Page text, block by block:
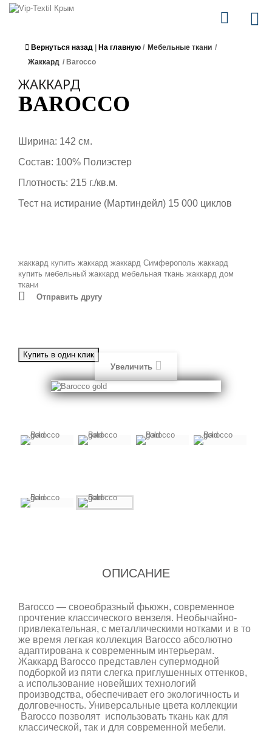
Вернуться назад На главную / Мебельные ткани /
Жаккард / Barocco
ЖАККАРД
BAROCCO
Ширина: 142 см.
Состав: 100% Полиэстер
Плотность: 215 г./кв.м.
Тест на истирание (Мартиндейл) 15 000 циклов
жаккард купить жаккард жаккард Симферополь жаккард
купить мебельный жаккард мебельная ткань жаккард дом
ткани
Отправить другу
Увеличить
ОПИСАНИЕ
Barocco — своеобразный фьюжн, современное
прочтение классического вензеля. Необычайно-
привлекательная, с металлическими нотками и в то
же время легкая коллекция Barocco абсолютно
адаптирована к современным интерьерам.
Жаккард Barocco представлен супермодной
подборкой из пяти слегка приглушенных оттенков,
а использование новейших технологий
производства, обеспечивает его экологичность и
долговечность. Универсальные цвета коллекции
Barocco позволят использовать ткань как для
классической, так и для современной мебели.